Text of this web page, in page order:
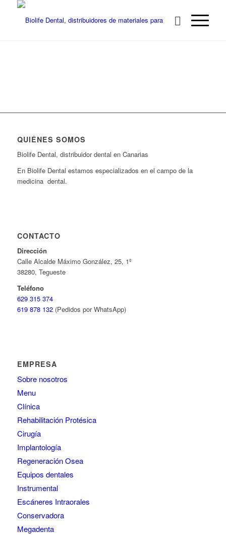
QUIÉNES SOMOS
Biolife Dental, distribuidor dental en Canarias
En Biolife Dental estamos especializados en el campo de la
medicina dental.
CONTACTO
Dirección
Calle Alcalde Máximo González, 25, 1º
38280, Tegueste
Teléfono
629 315 374
619 878 132(Pedidos por WhatsApp)
EMPRESA
Sobre nosotros
Menu
Clínica
Rehabilitación Protésica
Cirugía
Implantología
Regeneración Osea
Equipos dentales
Instrumental
Escáneres Intraorales
Conservadora
Megadenta